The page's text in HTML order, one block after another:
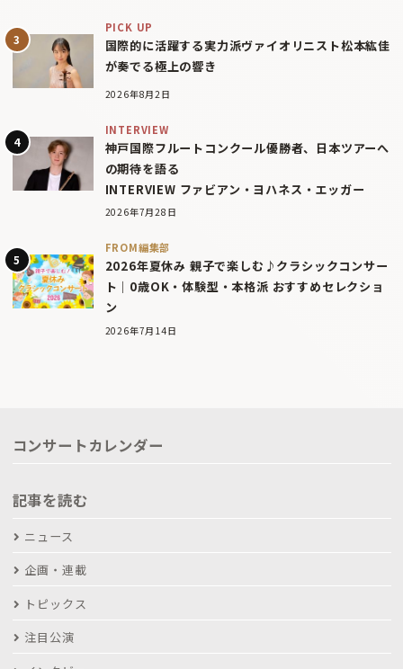
PICK UP
国際的に活躍する実力派ヴァイオリニスト松本紘佳
が奏でる極上の響き
2026年8月2日
INTERVIEW
神戸国際フルートコンクール優勝者、日本ツアーへ
の期待を語る
INTERVIEW ファビアン・ヨハネス・エッガー
2026年7月28日
FROM編集部
2026年夏休み 親子で楽しむ♪クラシックコンサー
ト｜0歳OK・体験型・本格派 おすすめセレクショ
ン
2026年7月14日
コンサートカレンダー
記事を読む
ニュース
企画・連載
トピックス
注目公演